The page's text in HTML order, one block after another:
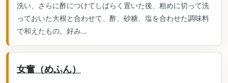
洗い、さらに酢につけてしばらく置いた後、粗めに切って洗
っておいた大根と合わせて、酢、砂糖、塩を合わせた調味料
で和えたもの。好み...
女奮（めふん）